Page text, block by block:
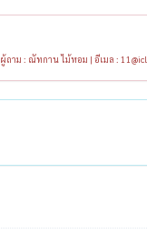
ผู้ถาม : ณัทกาน ไม้หอม | อีเมล :